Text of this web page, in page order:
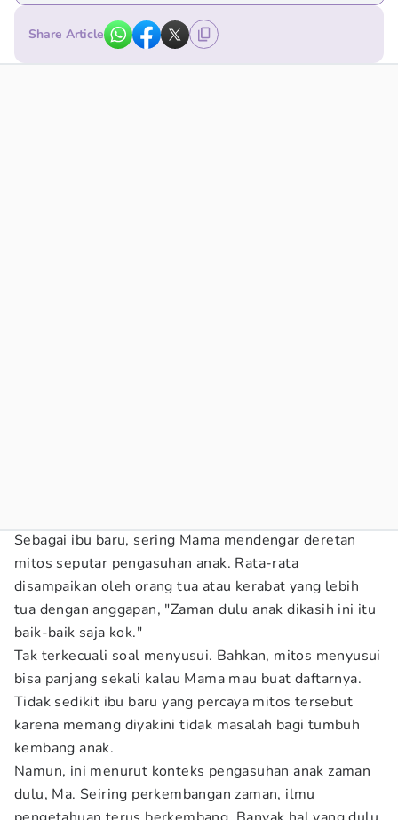
Share Article
Sebagai ibu baru, sering Mama mendengar deretan
mitos seputar pengasuhan anak. Rata-rata
disampaikan oleh orang tua atau kerabat yang lebih
tua dengan anggapan, "Zaman dulu anak dikasih ini itu
baik-baik saja kok."
Tak terkecuali soal menyusui. Bahkan, mitos menyusui
bisa panjang sekali kalau Mama mau buat daftarnya.
Tidak sedikit ibu baru yang percaya mitos tersebut
karena memang diyakini tidak masalah bagi tumbuh
kembang anak.
Namun, ini menurut konteks pengasuhan anak zaman
dulu, Ma. Seiring perkembangan zaman, ilmu